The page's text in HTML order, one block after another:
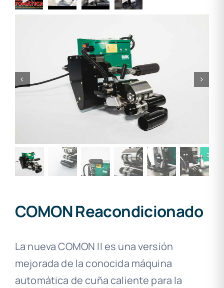
COMON Reacondicionado
La nueva COMON II es una versión
mejorada de la conocida máquina
automática de cuña caliente para la